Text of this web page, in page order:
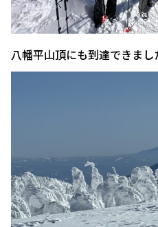
八幡平山頂にも到達できまし